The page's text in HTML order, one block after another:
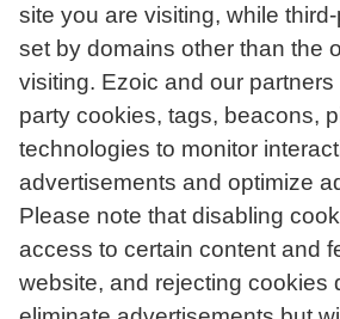
site you are visiting, while
set by domains other than the
visiting. Ezoic and our
party cookies, tags, beacons,
technologies to monitor
advertisements and optimize
Please note that disabling
access to certain content and
website, and rejecting cookies